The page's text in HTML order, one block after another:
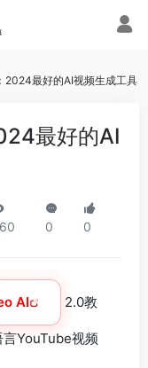
2024最好的AI视频生成工具
最好的AI
0 0
AI 2.0教
YouTube视频